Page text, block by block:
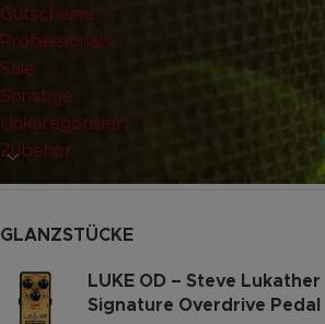
Gutscheine
Professionals
Sale
Sonstige
Unkategorisiert
Zubehör
GLANZSTÜCKE
LUKE OD – Steve Lukather
Signature Overdrive Pedal